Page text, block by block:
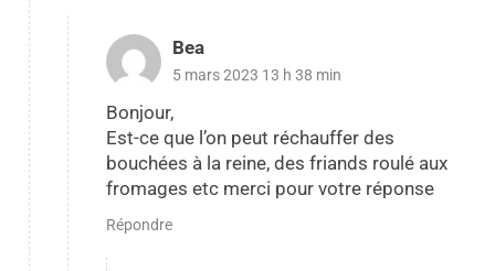
Bea
5 mars 2023 13 h 38 min
Bonjour,
Est-ce que l’on peut réchauffer des
bouchées à la reine, des friands roulé aux
fromages etc merci pour votre réponse
Répondre